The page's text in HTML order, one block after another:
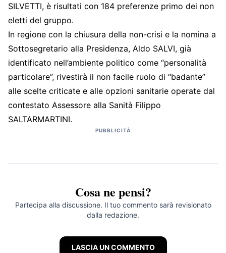
SILVETTI, è risultati con 184 preferenze primo dei non
eletti del gruppo.
In regione con la chiusura della non-crisi e la nomina a
Sottosegretario alla Presidenza, Aldo SALVI, già
identificato nell’ambiente politico come “personalità
particolare”, rivestirà il non facile ruolo di “badante”
alle scelte criticate e alle opzioni sanitarie operate dal
contestato Assessore alla Sanità Filippo
SALTARMARTINI.
PUBBLICITÀ
Cosa ne pensi?
Partecipa alla discussione. Il tuo commento sarà revisionato
dalla redazione.
LASCIA UN COMMENTO